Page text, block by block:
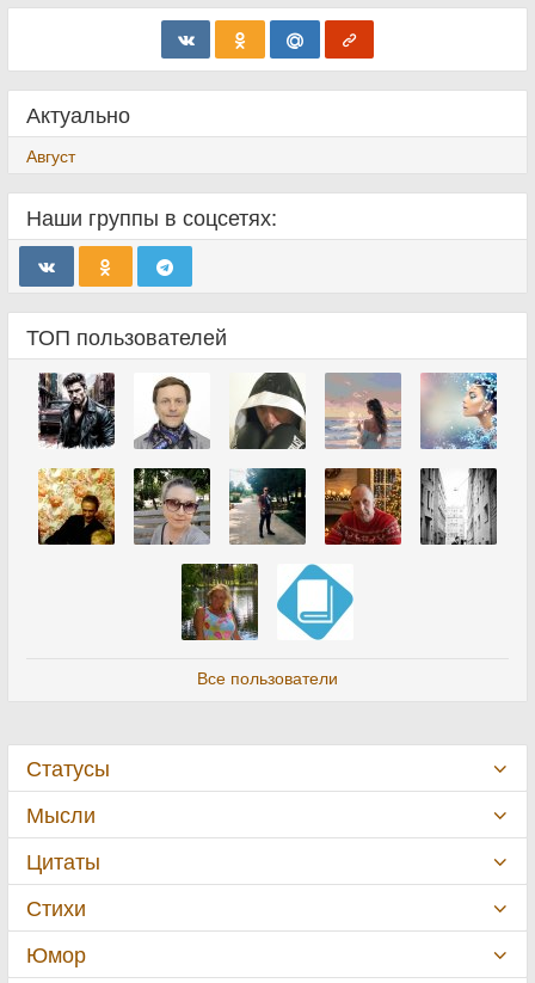
Актуально
Август
Наши группы в соцсетях:
ТОП пользователей
Все пользователи
Статусы
Мысли
Цитаты
Стихи
Юмор